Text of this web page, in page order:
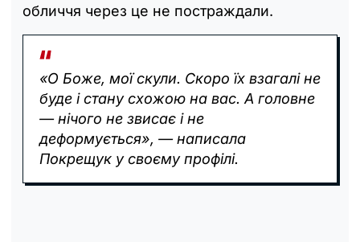
обличчя через це не постраждали.
«О Боже, мої скули. Скоро їх взагалі не
буде і стану схожою на вас. А головне
— нічого не звисає і не
деформується», — написала
Покрещук у своєму профілі.